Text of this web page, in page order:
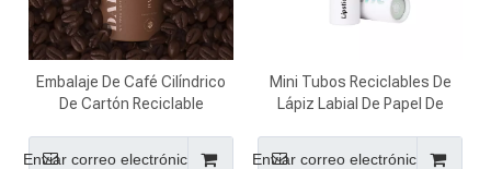
Embalaje De Café Cilíndrico
De Cartón Reciclable
Enviar correo electrónico
Mini Tubos Reciclables De
Lápiz Labial De Papel De
Enviar correo electrónico